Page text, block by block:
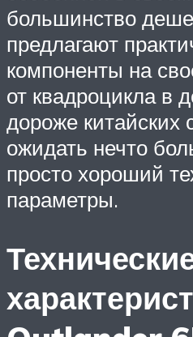
большинство
предлагают
компоненты на
от квадроцикла в
дороже китайских
ожидать нечто
просто хороший
параметры.